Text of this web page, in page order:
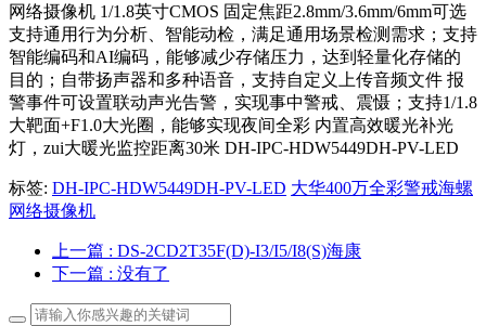
网络摄像机 1/1.8英寸CMOS 固定焦距2.8mm/3.6mm/6mm可选
支持通用行为分析、智能动检，满足通用场景检测需求；支持
智能编码和AI编码，能够减少存储压力，达到轻量化存储的
目的；自带扬声器和多种语音，支持自定义上传音频文件 报
警事件可设置联动声光告警，实现事中警戒、震慑；支持1/1.8
大靶面+F1.0大光圈，能够实现夜间全彩 内置高效暖光补光
灯，zui大暖光监控距离30米 DH-IPC-HDW5449DH-PV-LED
标签: DH-IPC-HDW5449DH-PV-LED 大华400万全彩警戒海螺
网络摄像机
上一篇 : DS-2CD2T35F(D)-I3/I5/I8(S)海康
下一篇 : 没有了